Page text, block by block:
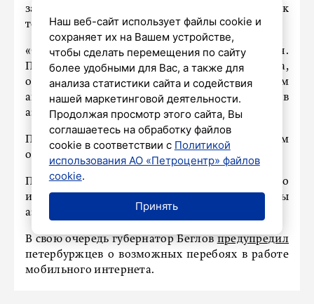
заверили, что восстановят расписание, как
только воздушное пространство откроют.
«Обстановка в терминале спокойная.
Пассажиры, ожидающие вылета,
обслуживаются согласно Федеральным
авиационным правилам», – отметили в
аэропорту.
Путешественников попросили с пониманием
отнестись к изменениям.
Получасом ранее в Пулково подтвердили, что
из-за временных ограничений на полёты
аэропорт не принимает и не отправляет рейсы.
В свою очередь губернатор Бегловпредупредил
петербуржцев о возможных перебоях в работе
мобильного интернета.
Наш веб-сайт использует файлы cookie и
сохраняет их на Вашем устройстве,
чтобы сделать перемещения по сайту
более удобными для Вас, а также для
анализа статистики сайта и содействия
нашей маркетинговой деятельности.
Продолжая просмотр этого сайта, Вы
соглашаетесь на обработку файлов
cookie в соответствии с Политикой
использования АО «Петроцентр» файлов
cookie.
Принять